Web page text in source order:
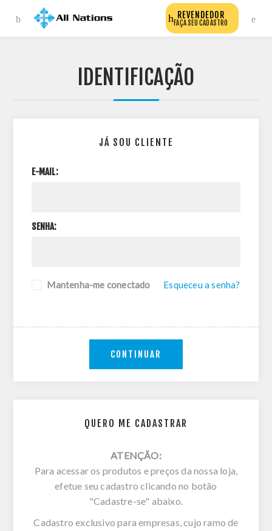
REVENDEDOR
FAÇA SEU CADASTRO
IDENTIFICAÇÃO
QUERO ME CADASTRAR
ATENÇÃO:
Para acessar os produtos e preços da nossa loja,
efetue seu cadastro clicando no botão
"Cadastre-se" abaixo.
Cadastro exclusivo para empresas, cujo ramo de
JÁ SOU CLIENTE
E-MAIL:
SENHA:
Mantenha-me conectado Esqueceu a senha?
CONTINUAR